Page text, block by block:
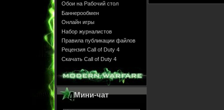
Обои на Рабочий стол
Баннерообмен
Онлайн игры
Набор журналистов
Правила публикации файлов
Рецензия Call of Duty 4
Скачать Call of Duty 4
Мини-чат